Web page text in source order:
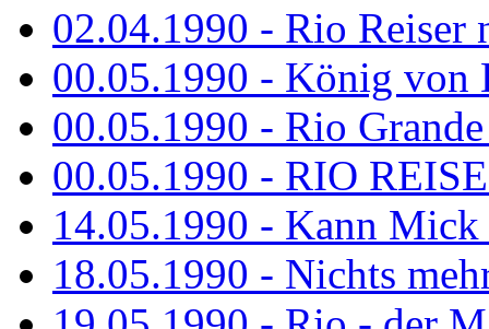
02.04.1990 - Rio
00.05.1990 - König von
00.05.1990 - Rio
00.05.1990 - RIO
14.05.1990 - Kann Mick
18.05.1990 - Nichts